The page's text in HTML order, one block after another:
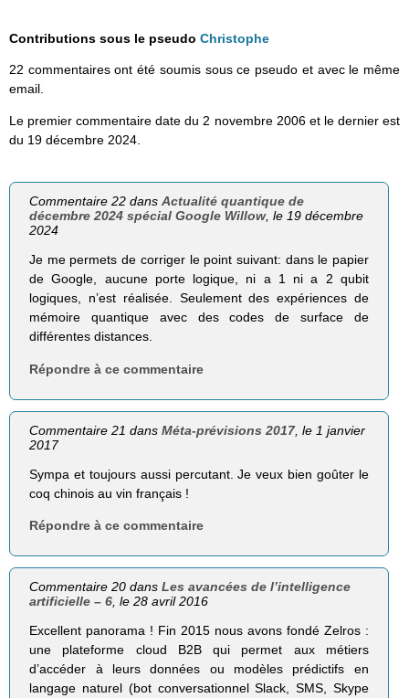
Contributions sous le pseudo Christophe
22 commentaires ont été soumis sous ce pseudo et avec le même
email.
Le premier commentaire date du 2 novembre 2006 et le dernier est
du 19 décembre 2024.
Commentaire 22 dansActualité quantique de
décembre 2024 spécial Google Willow, le 19 décembre
2024
Je me permets de corriger le point suivant: dans le papier
de Google, aucune porte logique, ni a 1 ni a 2 qubit
logiques, n’est réalisée. Seulement des expériences de
mémoire quantique avec des codes de surface de
différentes distances.
Répondre à ce commentaire
Commentaire 21 dansMéta-prévisions 2017, le 1 janvier
2017
Sympa et toujours aussi percutant. Je veux bien goûter le
coq chinois au vin français !
Répondre à ce commentaire
Commentaire 20 dansLes avancées de l’intelligence
artificielle – 6 , le 28 avril 2016
Excellent panorama ! Fin 2015 nous avons fondé Zelros :
une plateforme cloud B2B qui permet aux métiers
d’accéder à leurs données ou modèles prédictifs en
langage naturel (bot conversationnel Slack, SMS, Skype